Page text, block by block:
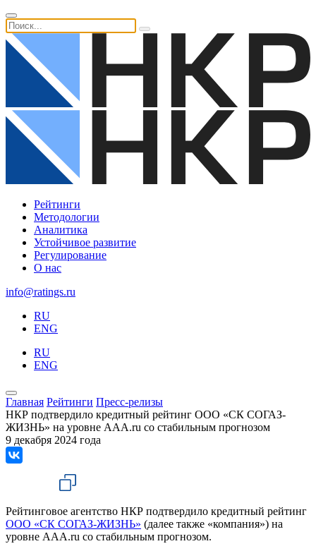
Рейтинги
Методологии
Аналитика
Устойчивое развитие
Регулирование
О нас
info@ratings.ru
RU
ENG
RU
ENG
Главная Рейтинги Пресс-релизы
НКР подтвердило кредитный рейтинг ООО «СК СОГАЗ-
ЖИЗНЬ» на уровне AAA.ru со стабильным прогнозом
9 декабря 2024 года
Рейтинговое агентство НКР подтвердило кредитный рейтинг
ООО «СК СОГАЗ-ЖИЗНЬ» (далее также «компания») на
уровне AAA.ru со стабильным прогнозом.